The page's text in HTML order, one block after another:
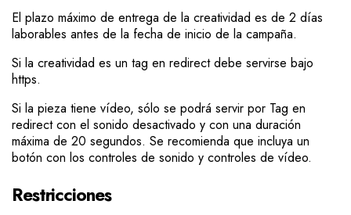
El plazo máximo de entrega de la creatividad es de 2 días
laborables antes de la fecha de inicio de la campaña.
Si la creatividad es un tag en redirect debe servirse bajo
https.
Si la pieza tiene vídeo, sólo se podrá servir por Tag en
redirect con el sonido desactivado y con una duración
máxima de 20 segundos. Se recomienda que incluya un
botón con los controles de sonido y controles de vídeo.
Restricciones